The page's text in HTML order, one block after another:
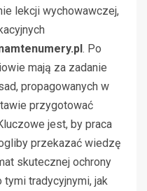
lekcji wychowawczej,
. Po
mają za zadanie
propagowanych w
przygotować
jest, by praca
przekazać wiedzę
skutecznej ochrony
tradycyjnymi, jak